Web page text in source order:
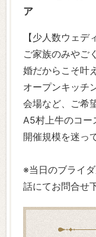
ア
【少人数ウェデ
ご家族のみやご
婚だからこそ叶
オープンキッチ
会場など、ご希
A5村上牛のコー
開催規模を迷っ
※当日のブライ
話にてお問合せ